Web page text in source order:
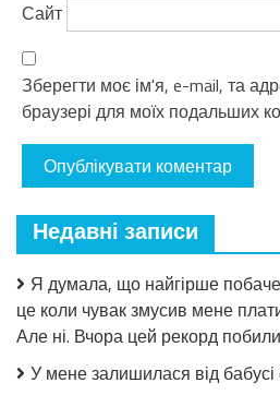
Сайт
Зберегти моє ім'я, e-mail, та
браузері для моїх подальших
Недавні записи
Я думала, що найгірше
це коли чувак змусив мене
Але ні. Вчора цей рекорд
У мене залишилася від